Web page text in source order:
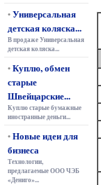
•Универсальная
детская коляска...
В продаже Универсальная
детская коляска...
•Куплю, обмен
старые
Швейцарские...
Куплю старые бумажные
иностранные деньги...
•Новые идеи для
бизнеса
Технологии,
предлагаемые ООО ЧЭБ
«Дениго»...